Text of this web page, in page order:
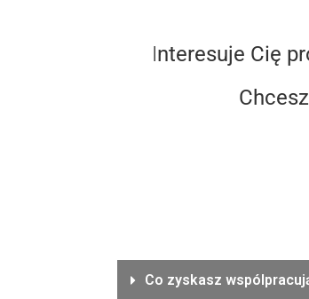
Interesuje Cię
Co zyskasz